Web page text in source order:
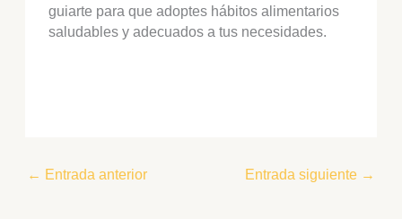
guiarte para que adoptes hábitos alimentarios
saludables y adecuados a tus necesidades.
← Entrada anterior Entrada siguiente →